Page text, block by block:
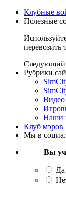
Клубные
Полезные
перевозить
Следующий
Рубрики
Видео
Наши
Клуб мэров
Мы в
Вы
Да